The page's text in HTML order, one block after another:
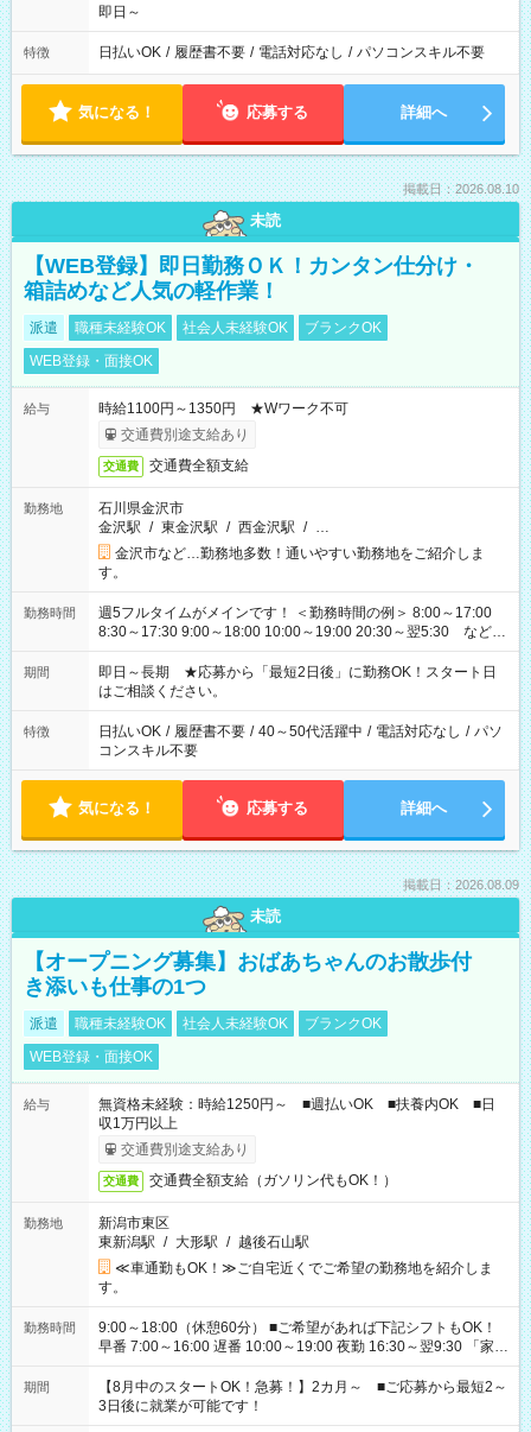
即日～
特徴 日払いOK / 履歴書不要 / 電話対応なし / パソコンスキル不要
気になる！ 応募する 詳細へ
掲載日：2026.08.10
未読
【WEB登録】即日勤務ＯＫ！カンタン仕分け・
箱詰めなど人気の軽作業！
派遣 職種未経験OK 社会人未経験OK
ブランクOK
WEB登録・面接OK
給与
時給1100円～1350円 ★Wワーク不可
交通費別途支給あり
交通費 交通費全額支給
勤務地
石川県金沢市
金沢駅 / 東金沢駅 / 西金沢駅 / …
金沢市など…勤務地多数！通いやすい勤務地をご紹介しま
す。
勤務時間
週5フルタイムがメインです！ ＜勤務時間の例＞ 8:00～17:00
8:30～17:30 9:00～18:00 10:00～19:00 20:30～翌5:30 など ★
その他にも勤務時間多数！ 日勤のみ、残業なし、交替制など
ご希望を教えてください！
期間
即日～長期 ★応募から「最短2日後」に勤務OK！スタート日
はご相談ください。
特徴 日払いOK / 履歴書不要 / 40～50代活躍中 / 電話対応なし / パソ
コンスキル不要
気になる！ 応募する 詳細へ
掲載日：2026.08.09
未読
【オープニング募集】おばあちゃんのお散歩付
き添いも仕事の1つ
派遣 職種未経験OK 社会人未経験OK
ブランクOK
WEB登録・面接OK
給与
無資格未経験：時給1250円～ ■週払いOK ■扶養内OK ■日
収1万円以上
交通費別途支給あり
交通費 交通費全額支給（ガソリン代もOK！）
勤務地
新潟市東区
東新潟駅 / 大形駅 / 越後石山駅
≪車通勤もOK！≫ご自宅近くでご希望の勤務地を紹介しま
す。
勤務時間
9:00～18:00（休憩60分） ■ご希望があれば下記シフトもOK！
早番 7:00～16:00 遅番 10:00～19:00 夜勤 16:30～翌9:30 「家族
と休みを合わせたい」 「余裕を持って夕飯の準備がしたい」
「できれば残業はしたくない」 など、ご希望を教えてください
ね。 ※Wワーク希望の方へ 今ご覧のお仕事で希望する勤務時間
と、もう1つのお仕事の勤務時間。 合計で週40時間を超える場
期間
【8月中のスタートOK！急募！】2カ月～ ■ご応募から最短2～
3日後に就業が可能です！